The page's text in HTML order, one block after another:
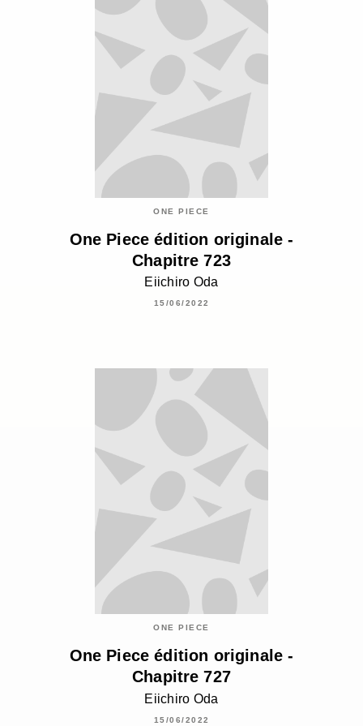
ONE PIECE
One Piece édition originale -
Chapitre 723
Eiichiro Oda
15/06/2022
ONE PIECE
One Piece édition originale -
Chapitre 727
Eiichiro Oda
15/06/2022